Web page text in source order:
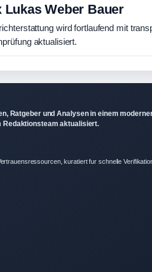
Lukas Weber Bauer
wird fortlaufend mit
aktualisiert.
Ratgeber und Analysen in einem
Redaktionsteam aktualisiert.
kuratiert fur schnelle